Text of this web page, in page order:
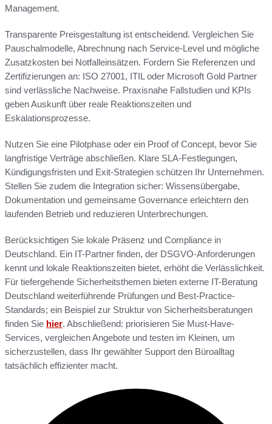
Management.
Transparente Preisgestaltung ist entscheidend. Vergleichen Sie
Pauschalmodelle, Abrechnung nach Service-Level und mögliche
Zusatzkosten bei Notfalleinsätzen. Fordern Sie Referenzen und
Zertifizierungen an: ISO 27001, ITIL oder Microsoft Gold Partner
sind verlässliche Nachweise. Praxisnahe Fallstudien und KPIs
geben Auskunft über reale Reaktionszeiten und
Eskalationsprozesse.
Nutzen Sie eine Pilotphase oder ein Proof of Concept, bevor Sie
langfristige Verträge abschließen. Klare SLA-Festlegungen,
Kündigungsfristen und Exit-Strategien schützen Ihr Unternehmen.
Stellen Sie zudem die Integration sicher: Wissensübergabe,
Dokumentation und gemeinsame Governance erleichtern den
laufenden Betrieb und reduzieren Unterbrechungen.
Berücksichtigen Sie lokale Präsenz und Compliance in
Deutschland. Ein IT-Partner finden, der DSGVO-Anforderungen
kennt und lokale Reaktionszeiten bietet, erhöht die Verlässlichkeit.
Für tiefergehende Sicherheitsthemen bieten externe IT-Beratung
Deutschland weiterführende Prüfungen und Best-Practice-
Standards; ein Beispiel zur Struktur von Sicherheitsberatungen
finden Sie hier. Abschließend: priorisieren Sie Must-Have-
Services, vergleichen Angebote und testen im Kleinen, um
sicherzustellen, dass Ihr gewählter Support den Büroalltag
tatsächlich effizienter macht.